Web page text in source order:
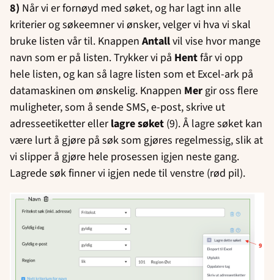
8) Når vi er fornøyd med søket, og har lagt inn alle
kriterier og søkeemner vi ønsker, velger vi hva vi skal
bruke listen vår til. Knappen Antallvil vise hvor mange
navn som er på listen. Trykker vi på Hentfår vi opp
hele listen, og kan så lagre listen som et Excel-ark på
datamaskinen om ønskelig. Knappen Mergir oss flere
muligheter, som å sende SMS, e-post, skrive ut
adresseetiketter ellerlagre søket (9). Å lagre søket kan
være lurt å gjøre på søk som gjøres regelmessig, slik at
vi slipper å gjøre hele prosessen igjen neste gang.
Lagrede søk finner vi igjen nede til venstre (rød pil).